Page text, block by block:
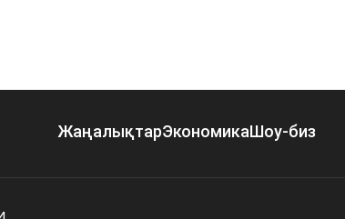
ЖаңалықтарЭкономикаШоу-биз